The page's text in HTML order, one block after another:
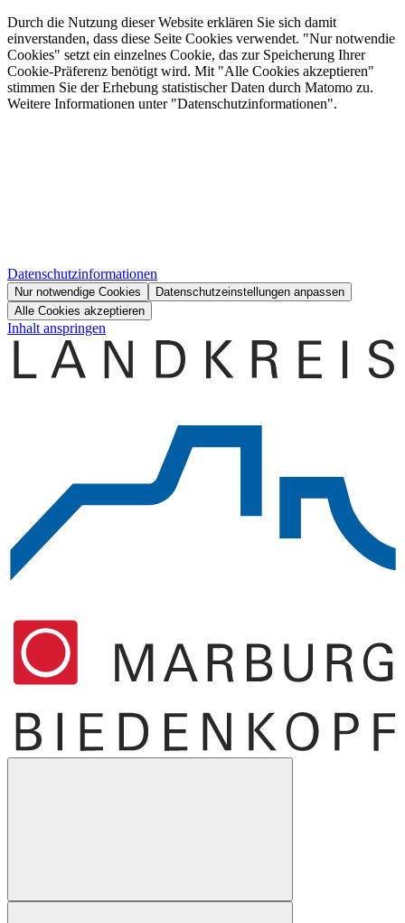
Durch die Nutzung dieser Website erklären Sie sich damit
einverstanden, dass diese Seite Cookies verwendet. "Nur notwendie
Cookies" setzt ein einzelnes Cookie, das zur Speicherung Ihrer
Cookie-Präferenz benötigt wird. Mit "Alle Cookies akzeptieren"
stimmen Sie der Erhebung statistischer Daten durch Matomo zu.
Weitere Informationen unter "Datenschutzinformationen".
Datenschutzinformationen
Nur notwendige Cookies
Datenschutzeinstellungen anpassen
Alle Cookies akzeptieren
Inhalt anspringen